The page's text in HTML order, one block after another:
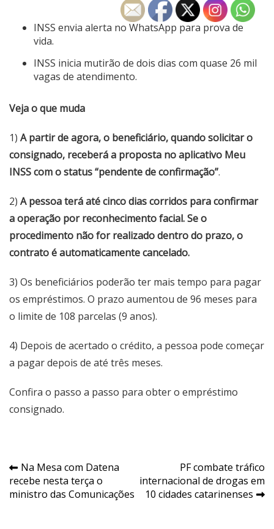
INSS envia alerta no WhatsApp para prova de
vida.
INSS inicia mutirão de dois dias com quase 26 mil
vagas de atendimento.
Veja o que muda
1) A partir de agora, o beneficiário, quando solicitar o
consignado, receberá a proposta no aplicativo Meu
INSS com o status “pendente de confirmação”.
2) A pessoa terá até cinco dias corridos para confirmar
a operação por reconhecimento facial. Se o
procedimento não for realizado dentro do prazo, o
contrato é automaticamente cancelado.
3) Os beneficiários poderão ter mais tempo para pagar
os empréstimos. O prazo aumentou de 96 meses para
o limite de 108 parcelas (9 anos).
4) Depois de acertado o crédito, a pessoa pode começar
a pagar depois de até três meses.
Confira o passo a passo para obter o empréstimo
consignado.
Navegação
de
Na Mesa com Datena
recebe nesta terça o
ministro das Comunicações
PF combate tráfico
internacional de drogas em
10 cidades catarinenses